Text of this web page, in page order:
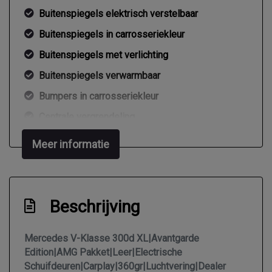
Buitenspiegels elektrisch verstelbaar
Buitenspiegels in carrosseriekleur
Buitenspiegels met verlichting
Buitenspiegels verwarmbaar
Bumpers in carrosseriekleur
Centrale vergrendeling met afstandsbediening
Dakrails
Dakspoiler
Dimlichten automatisch
Elektrisch bedienbare achterklep
Elektrische schuifdeur(en)
Extra getint glas achter
Meer informatie
Beschrijving
Mercedes V-Klasse 300d XL|Avantgarde
Edition|AMG Pakket|Leer|Electrische
Schuifdeuren|Carplay|360gr|Luchtvering|Dealer